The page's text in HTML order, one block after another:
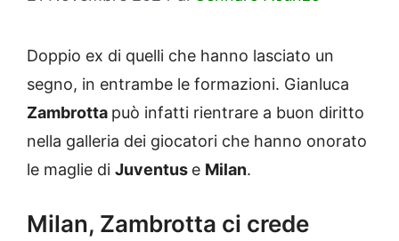
Doppio ex di quelli che hanno lasciato un
segno, in entrambe le formazioni. Gianluca
Zambrotta può infatti rientrare a buon diritto
nella galleria dei giocatori che hanno onorato
le maglie di Juventus e Milan.
Milan, Zambrotta ci crede